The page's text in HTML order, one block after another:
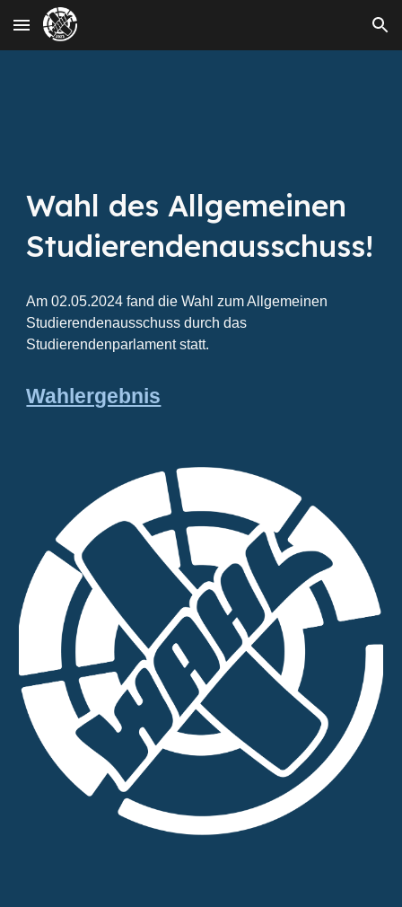
Skip to main content Skip to navigation
Wahl des Allgemeinen
Studierendenausschuss!
Am 02.05.2024 fand die Wahl zum Allgemeinen
Studierendenausschuss durch das
Studierendenparlament statt.
Wahlergebnis